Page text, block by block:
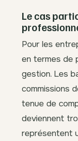
Le cas
Pour les
en termes de
gestion. Les
commissions
tenue de
deviennent
représentent